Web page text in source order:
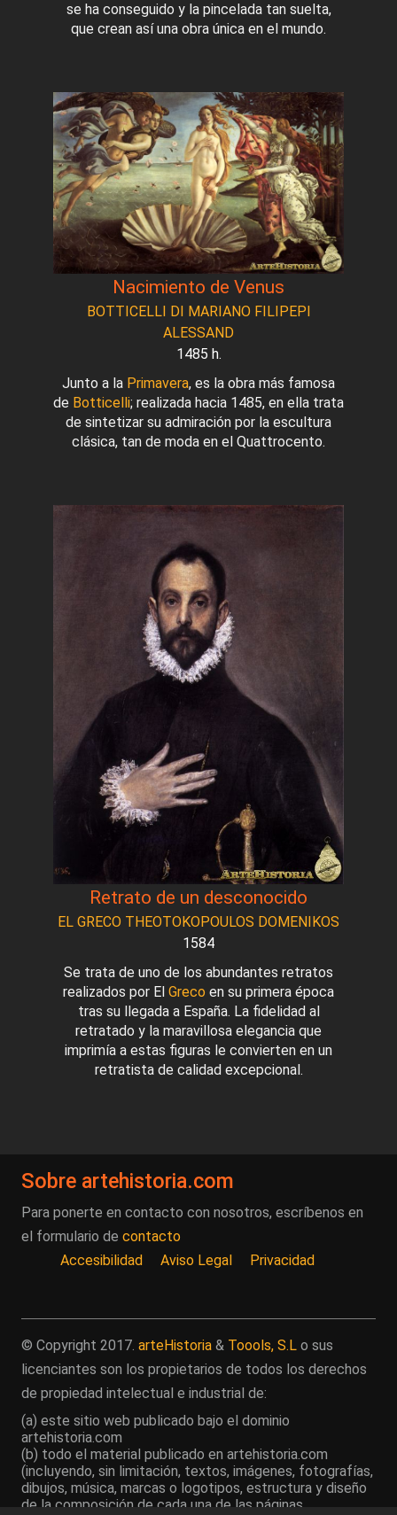
se ha conseguido y la pincelada tan suelta,
que crean así una obra única en el mundo.
Nacimiento de Venus
BOTTICELLI DI MARIANO FILIPEPI
ALESSAND
1485 h.
Junto a la Primavera, es la obra más famosa
de Botticelli; realizada hacia 1485, en ella trata
de sintetizar su admiración por la escultura
clásica, tan de moda en el Quattrocento.
Retrato de un desconocido
EL GRECO THEOTOKOPOULOS DOMENIKOS
1584
Se trata de uno de los abundantes retratos
realizados por El Greco en su primera época
tras su llegada a España. La fidelidad al
retratado y la maravillosa elegancia que
imprimía a estas figuras le convierten en un
retratista de calidad excepcional.
Sobre artehistoria.com
Para ponerte en contacto con nosotros, escríbenos en
el formulario de contacto
Accesibilidad
Aviso Legal Privacidad
© Copyright 2017. arteHistoria & Toools, S.L o sus
licenciantes son los propietarios de todos los derechos
de propiedad intelectual e industrial de:
(a) este sitio web publicado bajo el dominio
artehistoria.com
(b) todo el material publicado en artehistoria.com
(incluyendo, sin limitación, textos, imágenes, fotografías,
dibujos, música, marcas o logotipos, estructura y diseño
de la composición de cada una de las páginas